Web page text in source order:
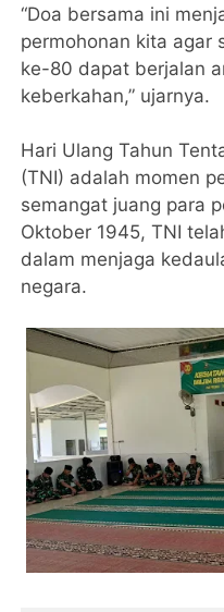
“Doa bersama ini
permohonan kita agar
ke-80 dapat berjalan
keberkahan,” ujarnya.
Hari Ulang Tahun
(TNI) adalah momen
semangat juang para
Oktober 1945, TNI
dalam menjaga
negara.